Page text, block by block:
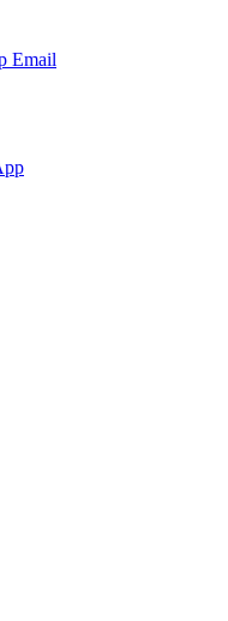
Email